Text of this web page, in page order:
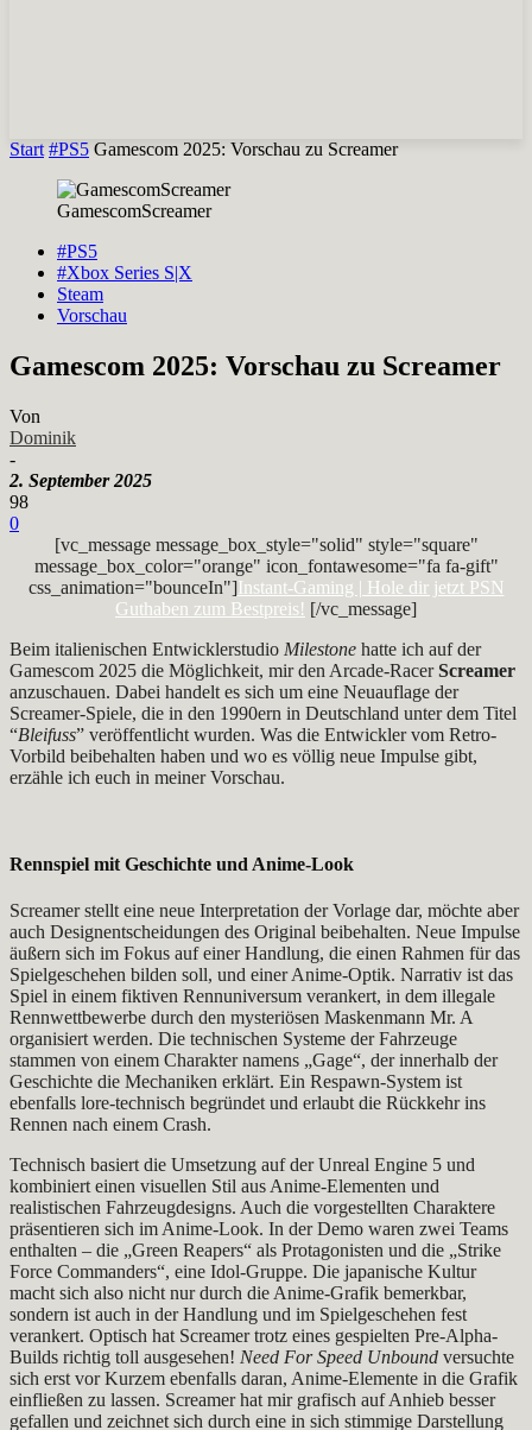
Start #PS5 Gamescom 2025: Vorschau zu Screamer
GamescomScreamer
#PS5
#Xbox Series S|X
Steam
Vorschau
Gamescom 2025: Vorschau zu Screamer
Von
Dominik
-
2. September 2025
98
0
[vc_message message_box_style="solid" style="square"
message_box_color="orange" icon_fontawesome="fa fa-gift"
css_animation="bounceIn"]Instant-Gaming | Hole dir jetzt PSN
Guthaben zum Bestpreis! [/vc_message]
Beim italienischen Entwicklerstudio Milestone hatte ich auf der
Gamescom 2025 die Möglichkeit, mir den Arcade-RacerScreamer
anzuschauen. Dabei handelt es sich um eine Neuauflage der
Screamer-Spiele, die in den 1990ern in Deutschland unter dem Titel
“Bleifuss” veröffentlicht wurden. Was die Entwickler vom Retro-
Vorbild beibehalten haben und wo es völlig neue Impulse gibt,
erzähle ich euch in meiner Vorschau.
Rennspiel mit Geschichte und Anime-Look
Screamer stellt eine neue Interpretation der Vorlage dar, möchte aber
auch Designentscheidungen des Original beibehalten. Neue Impulse
äußern sich im Fokus auf einer Handlung, die einen Rahmen für das
Spielgeschehen bilden soll, und einer Anime-Optik. Narrativ ist das
Spiel in einem fiktiven Rennuniversum verankert, in dem illegale
Rennwettbewerbe durch den mysteriösen Maskenmann Mr. A
organisiert werden. Die technischen Systeme der Fahrzeuge
stammen von einem Charakter namens „Gage“, der innerhalb der
Geschichte die Mechaniken erklärt. Ein Respawn-System ist
ebenfalls lore-technisch begründet und erlaubt die Rückkehr ins
Rennen nach einem Crash.
Technisch basiert die Umsetzung auf der Unreal Engine 5 und
kombiniert einen visuellen Stil aus Anime-Elementen und
realistischen Fahrzeugdesigns. Auch die vorgestellten Charaktere
präsentieren sich im Anime-Look. In der Demo waren zwei Teams
enthalten – die „Green Reapers“ als Protagonisten und die „Strike
Force Commanders“, eine Idol-Gruppe. Die japanische Kultur
macht sich also nicht nur durch die Anime-Grafik bemerkbar,
sondern ist auch in der Handlung und im Spielgeschehen fest
verankert. Optisch hat Screamer trotz eines gespielten Pre-Alpha-
Builds richtig toll ausgesehen! Need For Speed Unbound versuchte
sich erst vor Kurzem ebenfalls daran, Anime-Elemente in die Grafik
einfließen zu lassen. Screamer hat mir grafisch auf Anhieb besser
gefallen und zeichnet sich durch eine in sich stimmige Darstellung